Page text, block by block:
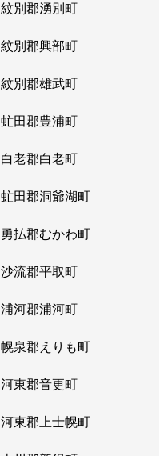
紋別郡湧別町
紋別郡興部町
紋別郡雄武町
虻田郡豊浦町
白老郡白老町
虻田郡洞爺湖町
勇払郡むかわ町
沙流郡平取町
浦河郡浦河町
幌泉郡えりも町
河東郡音更町
河東郡上士幌町